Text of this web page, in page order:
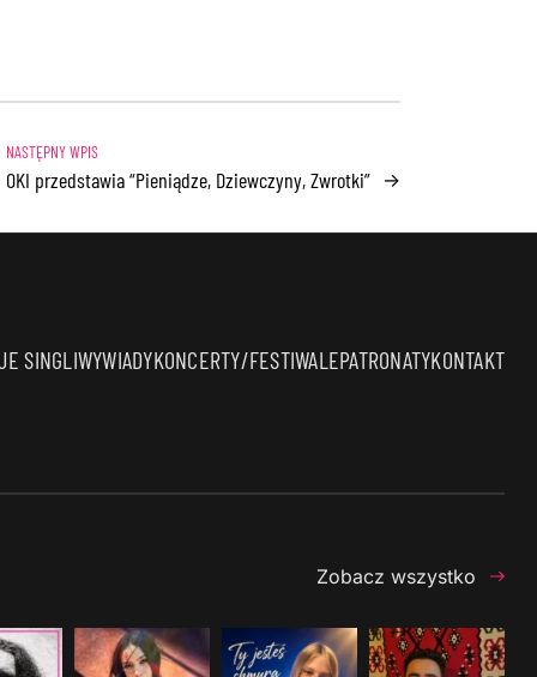
OKI przedstawia “Pieniądze, Dziewczyny, Zwrotki” →
SINGLIWYWIADYKONCERTY/FESTIWALEPATRONATYKONTAKT
Zobacz wszystko